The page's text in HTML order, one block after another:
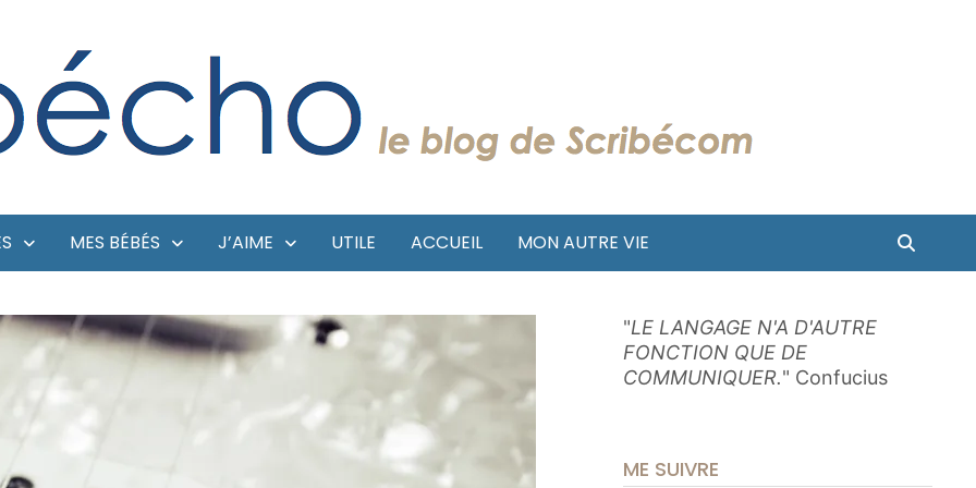
MES BÉBÉS J’AIME UTILE ACCUEIL MON AUTRE VIE
"LE LANGAGE N'A D'AUTRE
FONCTION QUE DE
COMMUNIQUER." Confucius
ME SUIVRE